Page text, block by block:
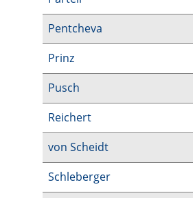
Pentcheva
Prinz
Pusch
Reichert
von Scheidt
Schleberger